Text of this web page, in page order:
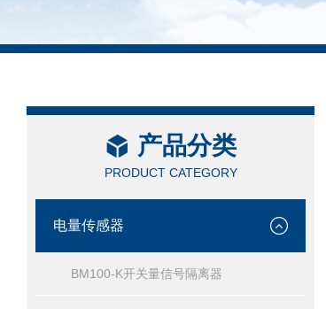
产品分类
PRODUCT CATEGORY
电量传感器
BM100-K开关量信号隔离器